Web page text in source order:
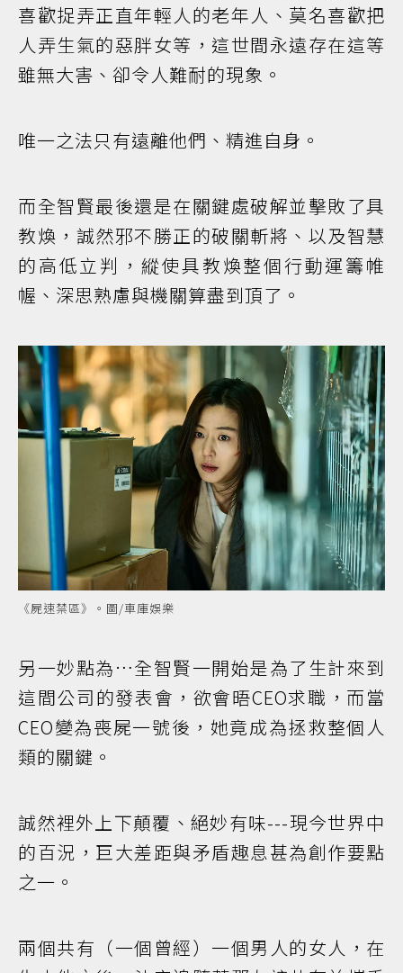
喜歡捉弄正直年輕人的老年人、莫名喜歡把
人弄生氣的惡胖女等，這世間永遠存在這等
雖無大害、卻令人難耐的現象。
唯一之法只有遠離他們、精進自身。
而全智賢最後還是在關鍵處破解並擊敗了具
教煥，誠然邪不勝正的破關斬將、以及智慧
的高低立判，縱使具教煥整個行動運籌帷
幄、深思熟慮與機關算盡到頂了。
《屍速禁區》。圖/車庫娛樂
另一妙點為…全智賢一開始是為了生計來到
這間公司的發表會，欲會晤CEO求職，而當
CEO變為喪屍一號後，她竟成為拯救整個人
類的關鍵。
誠然裡外上下顛覆、絕妙有味---現今世界中
的百況，巨大差距與矛盾趣息甚為創作要點
之一。
兩個共有（一個曾經）一個男人的女人，在